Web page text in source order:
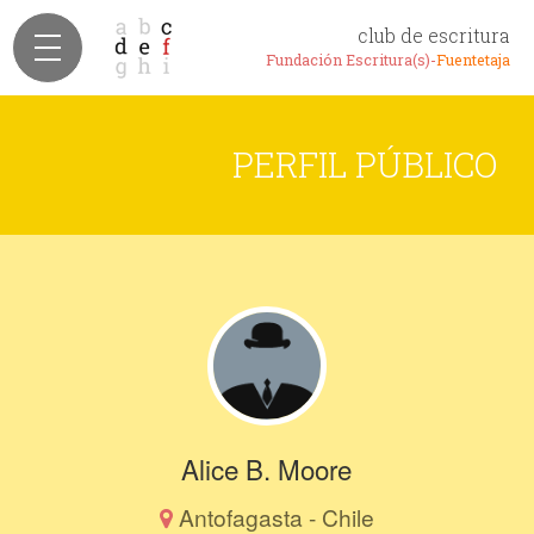
club de escritura
Fundación Escritura(s)-Fuentetaja
PERFIL PÚBLICO
Alice B. Moore
Antofagasta - Chile